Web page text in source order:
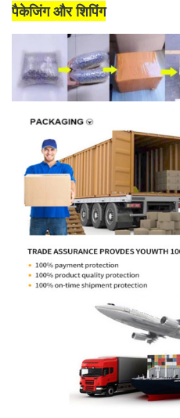
पैकेजिंग और शिपिंग